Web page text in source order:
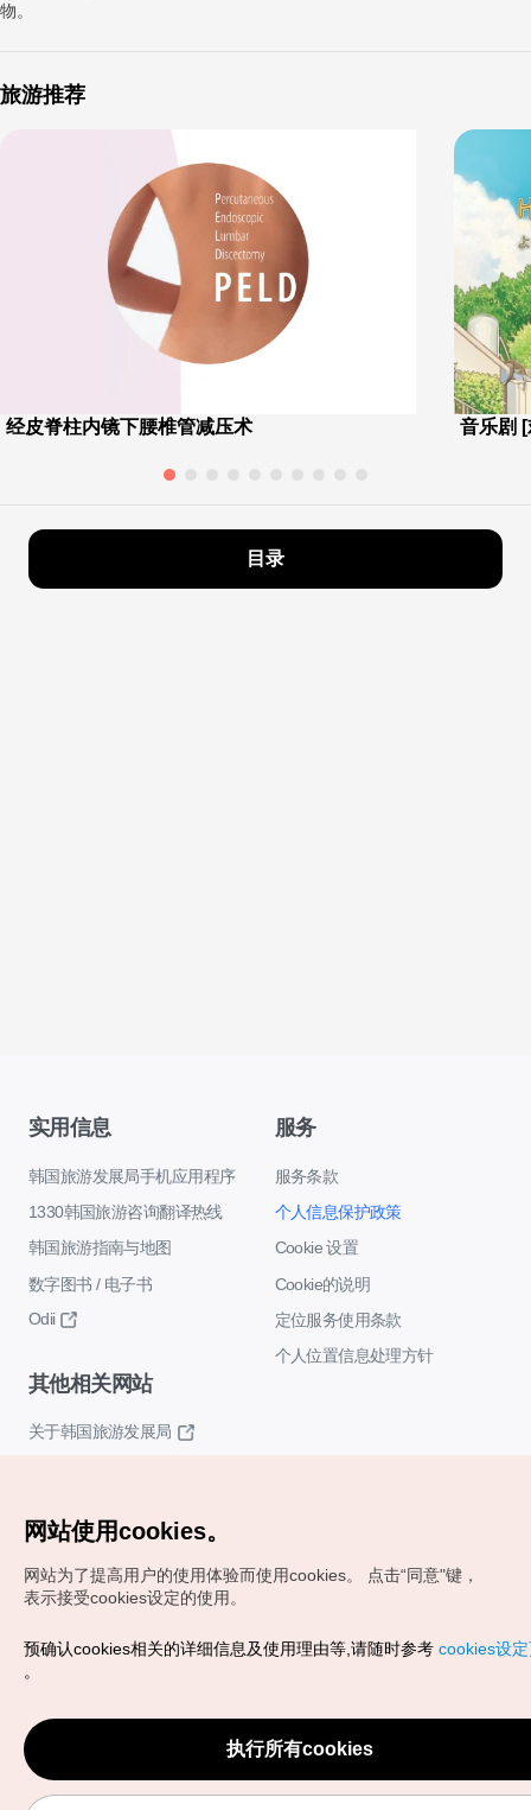
物。
旅游推荐
经皮脊柱内镜下腰椎管减压术 音乐剧
目录
实用信息
韩国旅游发展局手机应用程序
1330韩国旅游咨询翻译热线
韩国旅游指南与地图
数字图书 / 电子书
Odii
服务
服务条款
个人信息保护政策
Cookie 设置
Cookie的说明
定位服务使用条款
个人位置信息处理方针
其他相关网站
关于韩国旅游发展局
VISITKOREA官方邮箱
chnsim@knto.or.kr
网站使用cookies。
网站为了提高用户的使用体验而使用cookies。
点击“同意"键，
表示接受cookies设定的使用。
预确认cookies相关的详细信息及使用理由等,请随时参考 cookies设
。
执行所有cookies